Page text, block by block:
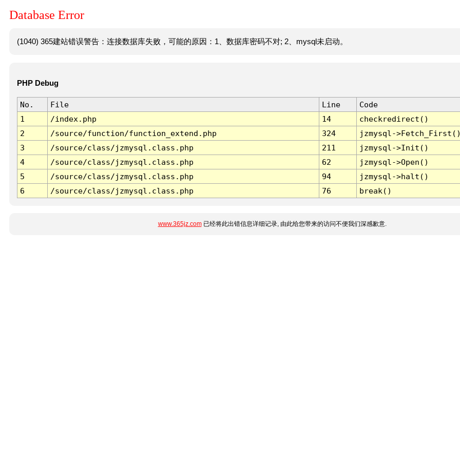
Database Error
(1040) 365建站错误警告：连接数据库失败，可能的原因：1、数据库密码不对; 2、mysql未启动。
PHP Debug
No. File Line
Code
1
/index.php 14
checkredirect()
2
/source/function/function_extend.php 324
jzmysql-
3
/source/class/jzmysql.class.php 211
jzmysql->Init()
4
/source/class/jzmysql.class.php 62
jzmysql->Open()
5
/source/class/jzmysql.class.php 94
jzmysql->halt()
6
/source/class/jzmysql.class.php 76 break()
www.365jz.com已经将此出错信息详细记录, 由此给您带来的访问不便我们深感歉意.